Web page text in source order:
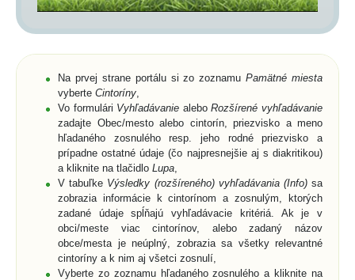
Na prvej strane portálu si zo zoznamuPamätné miesta
vyberte Cintoríny
Vo formulári Vyhľadávanie aleboRozšírené vyhľadávanie
zadajte Obec/mesto alebo cintorín, priezvisko a meno
hľadaného zosnulého resp. jeho rodné priezvisko a
prípadne ostatné údaje (čo najpresnejšie aj s diakritikou)
a kliknite na tlačidlo Lupa
V tabuľke Výsledky (rozšíreného) vyhľadávania (Info)sa
zobrazia informácie k cintorínom a zosnulým, ktorých
zadané údaje spĺňajú vyhľadávacie kritériá. Ak je v
obci/meste viac cintorínov, alebo zadaný názov
obce/mesta je neúplný, zobrazia sa všetky relevantné
cintoríny a k nim aj všetci zosnulí,
Vyberte zo zoznamu hľadaného zosnulého a kliknite na